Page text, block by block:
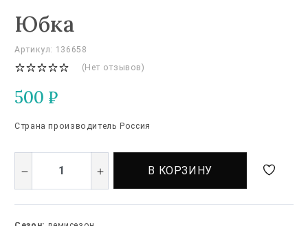
Юбка
Артикул: 136658
(Нет отзывов)
500 ₽
Страна производитель Россия
В КОРЗИНУ